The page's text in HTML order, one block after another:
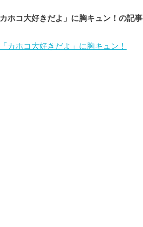
ホコ大好きだよ」に胸キュン！の記事
カホコ大好きだよ」に胸キュン！